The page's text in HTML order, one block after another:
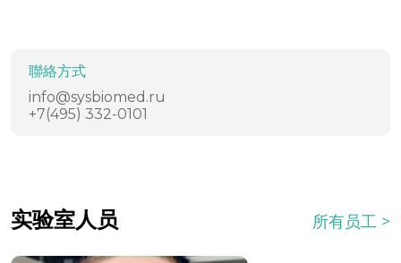
聯絡方式
info@sysbiomed.ru
+7(495) 332-0101
实验室人员 所有员工